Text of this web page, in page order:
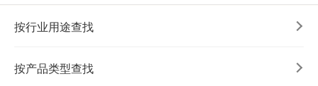
按行业用途查找
按产品类型查找